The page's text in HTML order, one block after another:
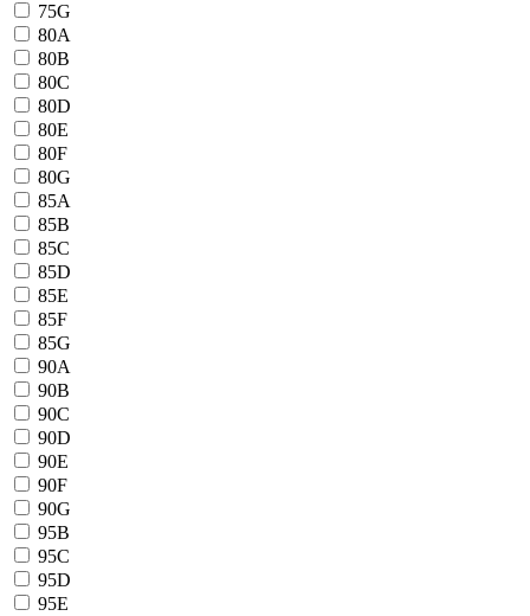
75G
80A
80B
80C
80D
80E
80F
80G
85A
85B
85C
85D
85E
85F
85G
90A
90B
90C
90D
90E
90F
90G
95B
95C
95D
95E